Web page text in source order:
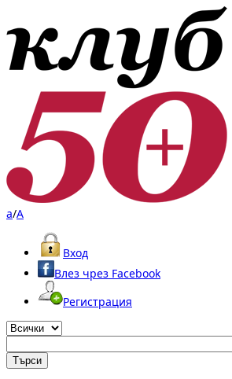
a/A
Вход
Влез чрез Facebook
Регистрация